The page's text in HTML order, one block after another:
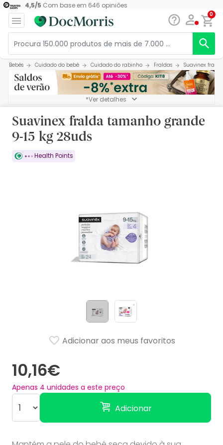
4,5/5 Com base em 646 opiniões
0
Bebés Cuidado do bebé Cuidado do rabinho Fraldas Suavinex
*Ver detalhes
Suavinex fralda tamanho grande
9-15 kg 28uds
Health Points
10,16€
Apenas 4 unidades a este preço
Adicionar
Adicionar aos meus favoritos